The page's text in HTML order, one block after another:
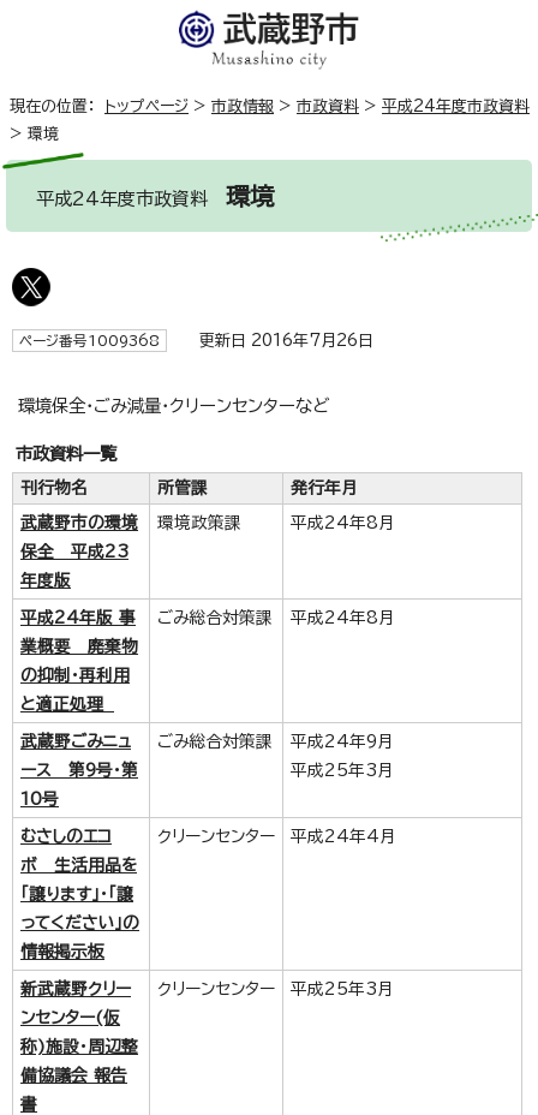
現在の位置： トップページ > 市政情報 > 市政資料 > 平成24年度市政資料
> 環境
平成24年度市政資料 環境
ページ番号1009368 更新日 2016年7月26日
環境保全・ごみ減量・クリーンセンターなど
市政資料一覧
刊行物名 所管課 発行年月
武蔵野市の環境
保全 平成23
年度版
環境政策課 平成24年8月
平成24年版 事
業概要 廃棄物
の抑制・再利用
と適正処理
ごみ総合対策課 平成24年8月
武蔵野ごみニュ
ース 第9号・第
10号
ごみ総合対策課
平成24年9月
平成25年3月
むさしのエコ
ボ 生活用品を
「譲ります」・「譲
ってください」の
情報掲示板
クリーンセンター 平成24年4月
新武蔵野クリー
ンセンター(仮
称)施設・周辺整
備協議会 報告
書
クリーンセンター 平成25年3月